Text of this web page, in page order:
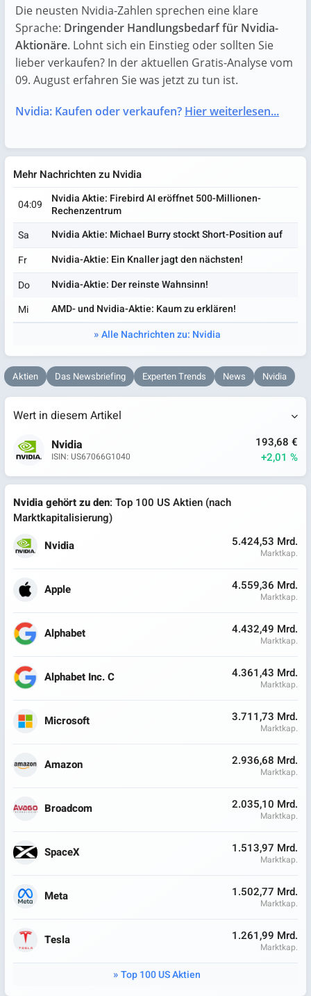
Die neusten Nvidia-Zahlen sprechen eine klare
Sprache: Dringender Handlungsbedarf für Nvidia-
Aktionäre. Lohnt sich ein Einstieg oder sollten Sie
lieber verkaufen? In der aktuellen Gratis-Analyse vom
09. August erfahren Sie was jetzt zu tun ist.
Nvidia: Kaufen oder verkaufen? Hier weiterlesen...
Mehr Nachrichten zu Nvidia
04:09
Nvidia Aktie: Firebird AI eröffnet 500-Millionen-
Rechenzentrum
Sa
Nvidia Aktie: Michael Burry stockt Short-Position auf
Fr
Nvidia-Aktie: Ein Knaller jagt den nächsten!
Do
Nvidia-Aktie: Der reinste Wahnsinn!
Mi
AMD- und Nvidia-Aktie: Kaum zu erklären!
Alle Nachrichten zu: Nvidia
Aktien Das Newsbriefing Experten Trends News Nvidia
Wert in diesem Artikel
Nvidia
ISIN: US67066G1040
193,68 €
+2,01 %
Nvidia gehört zu den: Top 100 US Aktien (nach
Marktkapitalisierung)
Nvidia
5.424,53 Mrd.
Marktkap.
Apple 4.559,36 Mrd.
Marktkap.
Alphabet 4.432,49 Mrd.
Marktkap.
Alphabet Inc. C 4.361,43 Mrd.
Marktkap.
Microsoft 3.711,73 Mrd.
Marktkap.
Amazon 2.936,68 Mrd.
Marktkap.
Broadcom 2.035,10 Mrd.
Marktkap.
SpaceX 1.513,97 Mrd.
Marktkap.
Meta 1.502,77 Mrd.
Marktkap.
Tesla 1.261,99 Mrd.
Marktkap.
Top 100 US Aktien